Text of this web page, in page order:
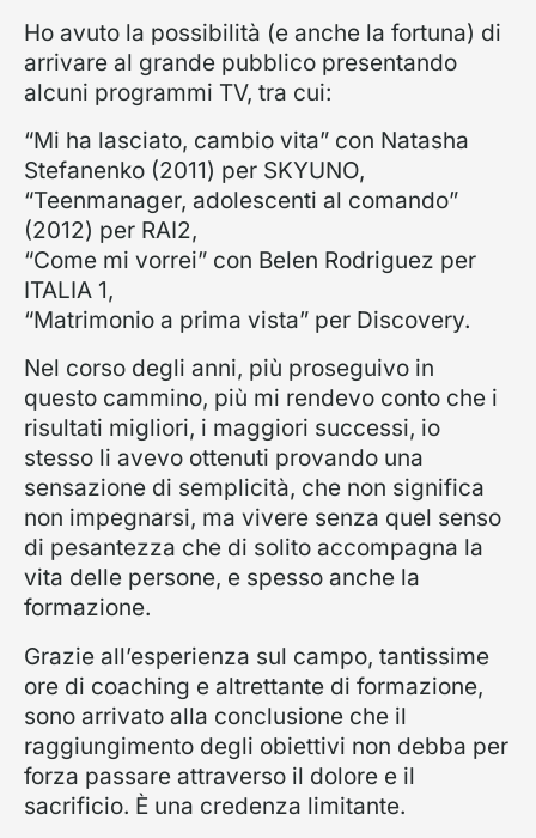
Ho avuto la possibilità (e anche la fortuna) di
arrivare al grande pubblico presentando
alcuni programmi TV, tra cui:
“Mi ha lasciato, cambio vita” con Natasha
Stefanenko (2011) per SKYUNO,
“Teenmanager, adolescenti al comando”
(2012) per RAI2,
“Come mi vorrei” con Belen Rodriguez per
ITALIA 1,
“Matrimonio a prima vista” per Discovery.
Nel corso degli anni, più proseguivo in
questo cammino, più mi rendevo conto che i
risultati migliori, i maggiori successi, io
stesso li avevo ottenuti provando una
sensazione di semplicità, che non significa
non impegnarsi, ma vivere senza quel senso
di pesantezza che di solito accompagna la
vita delle persone, e spesso anche la
formazione.
Grazie all’esperienza sul campo, tantissime
ore di coaching e altrettante di formazione,
sono arrivato alla conclusione che il
raggiungimento degli obiettivi non debba per
forza passare attraverso il dolore e il
sacrificio. È una credenza limitante.